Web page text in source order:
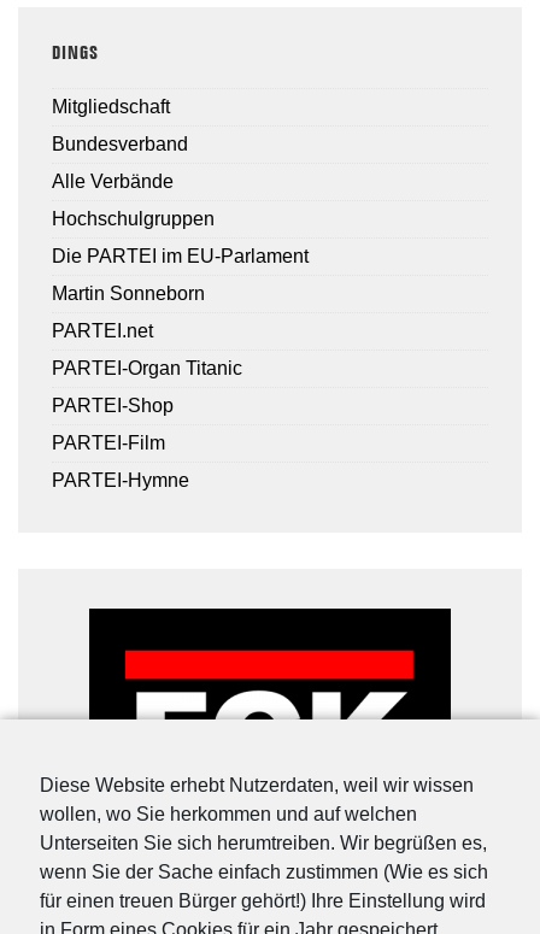
Diese Website erhebt Nutzerdaten, weil wir wissen
wollen, wo Sie herkommen und auf welchen
Unterseiten Sie sich herumtreiben. Wir begrüßen es,
wenn Sie der Sache einfach zustimmen (Wie es sich
für einen treuen Bürger gehört!) Ihre Einstellung wird
in Form eines Cookies für ein Jahr gespeichert.
DINGS
Mitgliedschaft
Bundesverband
Alle Verbände
Hochschulgruppen
Die PARTEI im EU-Parlament
Martin Sonneborn
PARTEI.net
PARTEI-Organ Titanic
PARTEI-Shop
PARTEI-Film
PARTEI-Hymne